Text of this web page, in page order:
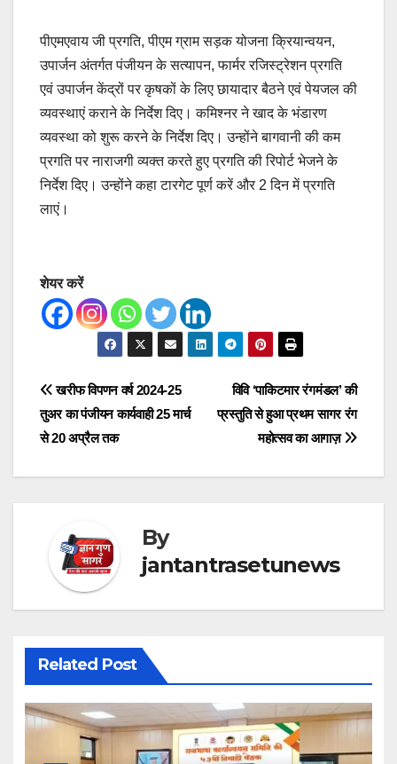
पीएमएवाय जी प्रगति, पीएम ग्राम सड़क योजना क्रियान्वयन,
उपार्जन अंतर्गत पंजीयन के सत्यापन, फार्मर रजिस्ट्रेशन प्रगति
एवं उपार्जन केंद्रों पर कृषकों के लिए छायादार बैठने एवं पेयजल की
व्यवस्थाएं कराने के निर्देश दिए। कमिश्नर ने खाद के भंडारण
व्यवस्था को शुरू करने के निर्देश दिए। उन्होंने बागवानी की कम
प्रगति पर नाराजगी व्यक्त करते हुए प्रगति की रिपोर्ट भेजने के
निर्देश दिए। उन्होंने कहा टारगेट पूर्ण करें और 2 दिन में प्रगति
लाएं।
शेयर करें
Post
navigation
विवि ‘पाकिटमार रंगमंडल’ की
प्रस्तुति से हुआ प्रथम सागर रंग
महोत्सव का आगाज़
खरीफ विपणन वर्ष 2024-25
तुअर का पंजीयन कार्यवाही 25 मार्च
से 20 अप्रैल तक
By
jantantrasetunews
Related Post